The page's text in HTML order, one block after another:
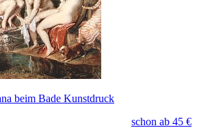
beim Bade Kunstdruck
schon ab 45 €